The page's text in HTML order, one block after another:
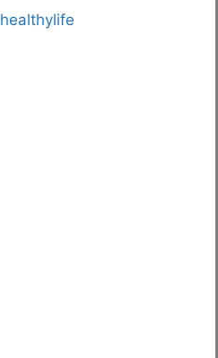
healthylife